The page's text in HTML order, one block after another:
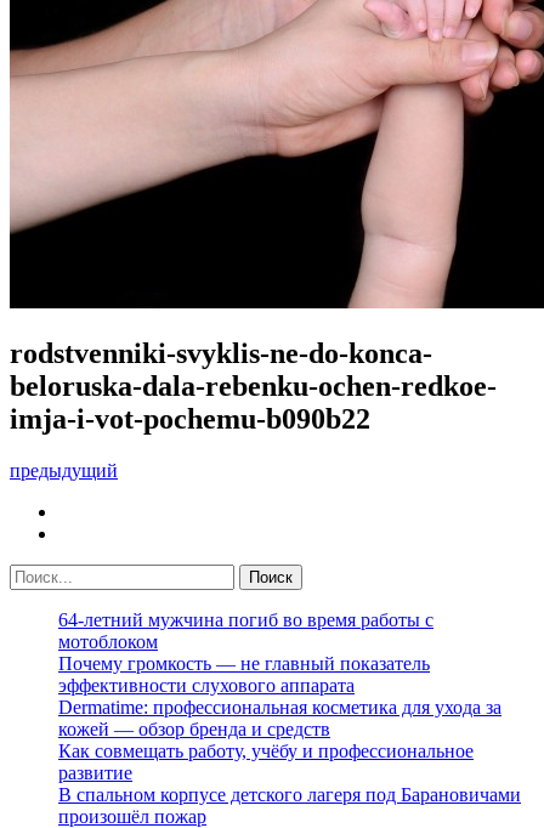
rodstvenniki-svyklis-ne-do-konca-
beloruska-dala-rebenku-ochen-redkoe-
imja-i-vot-pochemu-b090b22
предыдущий
64-летний мужчина погиб во время работы с
мотоблоком
Почему громкость — не главный показатель
эффективности слухового аппарата
Dermatime: профессиональная косметика для ухода за
кожей — обзор бренда и средств
Как совмещать работу, учёбу и профессиональное
развитие
В спальном корпусе детского лагеря под Барановичами
произошёл пожар